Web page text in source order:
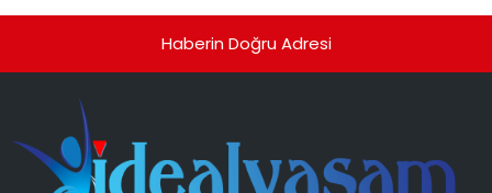
Haberin Doğru Adresi